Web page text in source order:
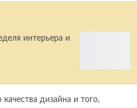
интерьера и
дизайна и того,